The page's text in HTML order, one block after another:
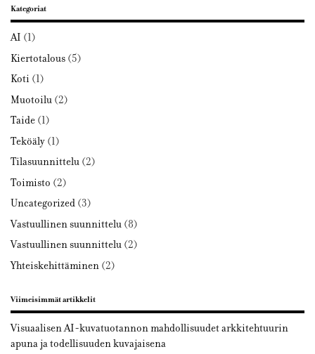
Kategoriat
AI (1)
Kiertotalous (5)
Koti (1)
Muotoilu (2)
Taide (1)
Teköäly (1)
Tilasuunnittelu (2)
Toimisto (2)
Uncategorized (3)
Vastuullinen suunnittelu (8)
Vastuullinen suunnittelu (2)
Yhteiskehittäminen (2)
Viimeisimmät artikkelit
Visuaalisen AI-kuvatuotannon mahdollisuudet arkkitehtuurin
apuna ja todellisuuden kuvajaisena